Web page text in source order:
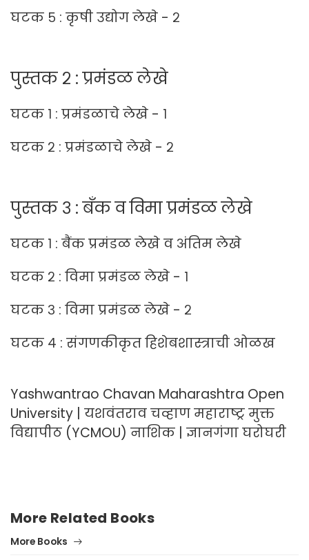
घटक ५ : कृषी उद्योग लेखे - २
पुस्तक २ : प्रमंडळ लेखे
घटक १ : प्रमंडळाचे लेखे - १
घटक २ : प्रमंडळाचे लेखे - २
पुस्तक ३ : बँक व विमा प्रमंडळ लेखे
घटक १ : बैंक प्रमंडळ लेखे व अंतिम लेखे
घटक २ : विमा प्रमंडळ लेखे - १
घटक ३ : विमा प्रमंडळ लेखे - २
घटक ४ : संगणकीकृत हिशेबशास्त्राची ओळख
Yashwantrao Chavan Maharashtra Open
University | यशवंतराव चव्हाण महाराष्ट्र मुक्त
विद्यापीठ (YCMOU) नाशिक | ज्ञानगंगा घरोघरी
More Related Books
More Books